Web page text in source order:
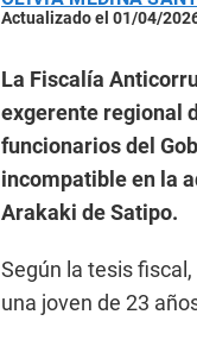
Actualizado el 01/04/
La Fiscalía
exgerente regional
funcionarios del
incompatible en la
Arakaki de Satipo.
Según la tesis
una joven de 23